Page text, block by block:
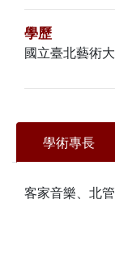
學歷
國立臺北藝術
學術專長
客家音樂、北